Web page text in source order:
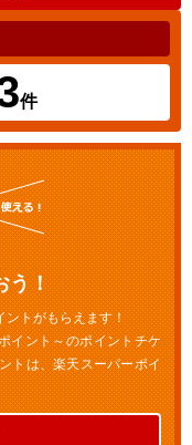
件
う！
ントがもらえます！
イント～のポイントチケ
トは、楽天スーパーポイ